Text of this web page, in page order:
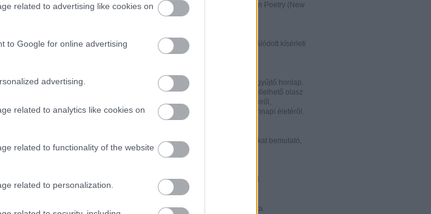
related to advertising like cookies on
to Google for online advertising
advertising.
related to analytics like cookies on
related to functionality of the website
related to personalization.
Gradiva - International Journal of Italian Poetry (New
York - Roma)
Az iskolai irodalomoktatásra specializálódott kísérleti
folyóirat.
A világ italianisztikai folyóiratait egybegyűjtő honlap.
Számos információt kínál a világban fellelhető olasz
tanszékek folyóiratairól, kiadott könyveiről,
publikációiról, ösztöndíjairól és mindennapi életéről.
Régi és ritka történelmi dokumentumokat bemutató,
érdekes és könnyen átlátható honlap.
Irodalmi és egyéb témákat kínáló oldal.
A rangos olasz folyóirat online változata.